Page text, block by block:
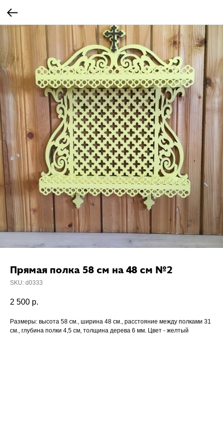
Прямая полка 58 см на 48 см №2
SKU: d0333
2 500 р.
Размеры: высота 58 см., ширина 48 см., расстояние между полками 31
см., глубина полки 4,5 см, толщина дерева 6 мм. Цвет - желтый